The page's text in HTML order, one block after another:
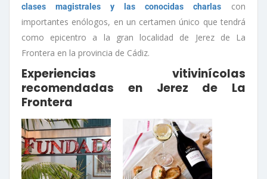
clases magistrales y las conocidas charlas con
importantes enólogos, en un certamen único que tendrá
como epicentro a la gran localidad de Jerez de La
Frontera en la provincia de Cádiz.
Experiencias vitivinícolas
recomendadas en Jerez de La
Frontera